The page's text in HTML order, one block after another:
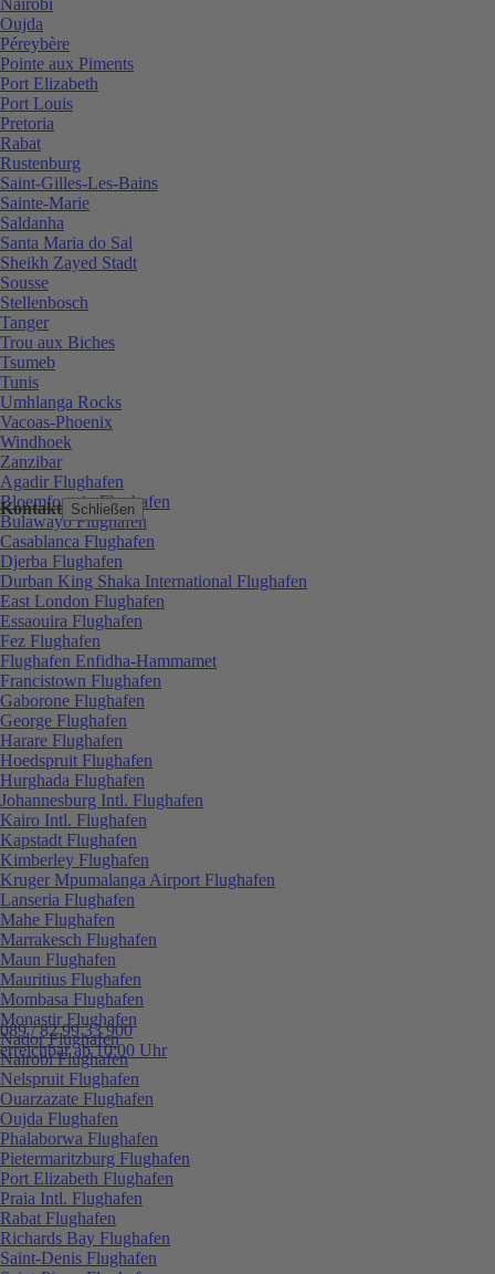
Kontakt Schließen
089 / 82 99 33 900
erreichbar ab 10:00 Uhr
Oujda
Péreybère
Pointe aux Piments
Port Elizabeth
Port Louis
Pretoria
Rabat
Rustenburg
Saint-Gilles-Les-Bains
Sainte-Marie
Saldanha
Santa Maria do Sal
Sheikh Zayed Stadt
Sousse
Stellenbosch
Tanger
Trou aux Biches
Tsumeb
Tunis
Umhlanga Rocks
Vacoas-Phoenix
Windhoek
Zanzibar
Agadir Flughafen
Bloemfontein Flughafen
Bulawayo Flughafen
Casablanca Flughafen
Djerba Flughafen
Durban King Shaka International Flughafen
East London Flughafen
Essaouira Flughafen
Fez Flughafen
Flughafen Enfidha-Hammamet
Francistown Flughafen
Gaborone Flughafen
George Flughafen
Harare Flughafen
Hoedspruit Flughafen
Hurghada Flughafen
Johannesburg Intl. Flughafen
Kairo Intl. Flughafen
Kapstadt Flughafen
Kimberley Flughafen
Kruger Mpumalanga Airport Flughafen
Lanseria Flughafen
Mahe Flughafen
Marrakesch Flughafen
Maun Flughafen
Mauritius Flughafen
Mombasa Flughafen
Monastir Flughafen
Nador Flughafen
Nairobi Flughafen
Nelspruit Flughafen
Ouarzazate Flughafen
Oujda Flughafen
Phalaborwa Flughafen
Pietermaritzburg Flughafen
Port Elizabeth Flughafen
Praia Intl. Flughafen
Rabat Flughafen
Richards Bay Flughafen
Saint-Denis Flughafen